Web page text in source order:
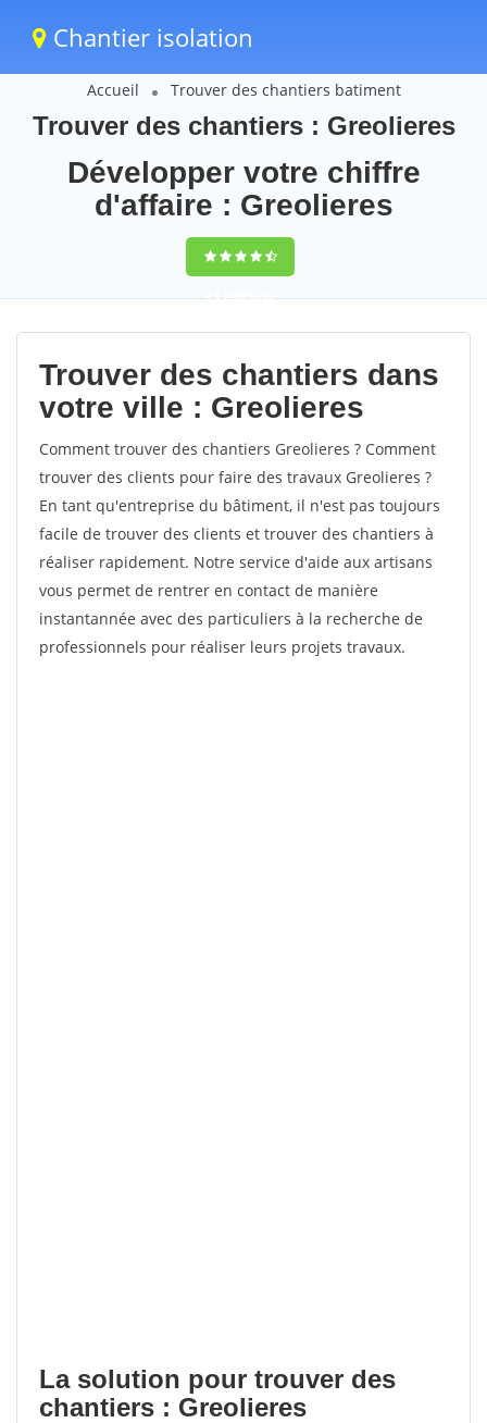
Chantier isolation
Accueil Trouver des chantiers batiment
Trouver des chantiers : Greolieres
Développer votre chiffre
d'affaire : Greolieres
9,5(100%)62
votes
Trouver des chantiers dans
votre ville : Greolieres
Comment trouver des chantiers Greolieres ? Comment
trouver des clients pour faire des travaux Greolieres ?
En tant qu'entreprise du bâtiment, il n'est pas toujours
facile de trouver des clients et trouver des chantiers à
réaliser rapidement. Notre service d'aide aux artisans
vous permet de rentrer en contact de manière
instantannée avec des particuliers à la recherche de
professionnels pour réaliser leurs projets travaux.
La solution pour trouver des
chantiers : Greolieres